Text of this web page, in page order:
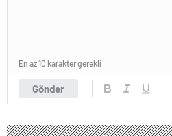
Gönder
En az 10 karakter gerekli